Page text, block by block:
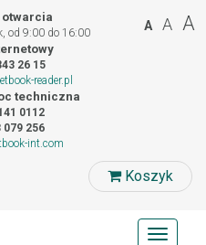
otwarcia
od 9:00 do 16:00
26 15
reader.pl
techniczna
0112
079 256
int.com
Koszyk
A A A
Toggle